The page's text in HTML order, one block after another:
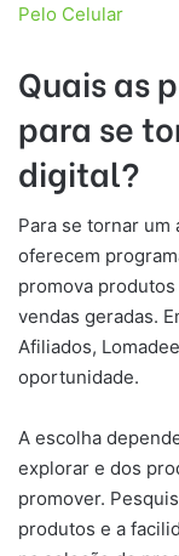
Pelo Celular
Quais as
para se
digital?
Para se tornar
oferecem
promova
vendas geradas.
Afiliados,
oportunidade.
A escolha
explorar e dos
promover.
produtos e a